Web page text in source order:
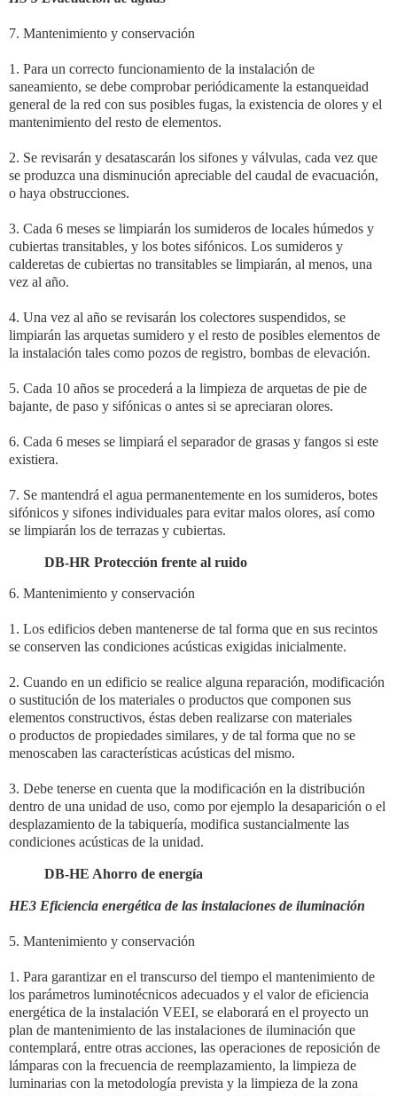
7. Mantenimiento y conservación
1. Para un correcto funcionamiento de la instalación de
saneamiento, se debe comprobar periódicamente la estanqueidad
general de la red con sus posibles fugas, la existencia de olores y el
mantenimiento del resto de elementos.
2. Se revisarán y desatascarán los sifones y válvulas, cada vez que
se produzca una disminución apreciable del caudal de evacuación,
o haya obstrucciones.
3. Cada 6 meses se limpiarán los sumideros de locales húmedos y
cubiertas transitables, y los botes sifónicos. Los sumideros y
calderetas de cubiertas no transitables se limpiarán, al menos, una
vez al año.
4. Una vez al año se revisarán los colectores suspendidos, se
limpiarán las arquetas sumidero y el resto de posibles elementos de
la instalación tales como pozos de registro, bombas de elevación.
5. Cada 10 años se procederá a la limpieza de arquetas de pie de
bajante, de paso y sifónicas o antes si se apreciaran olores.
6. Cada 6 meses se limpiará el separador de grasas y fangos si este
existiera.
7. Se mantendrá el agua permanentemente en los sumideros, botes
sifónicos y sifones individuales para evitar malos olores, así como
se limpiarán los de terrazas y cubiertas.
DB-HR Protección frente al ruido
6. Mantenimiento y conservación
1. Los edificios deben mantenerse de tal forma que en sus recintos
se conserven las condiciones acústicas exigidas inicialmente.
2. Cuando en un edificio se realice alguna reparación, modificación
o sustitución de los materiales o productos que componen sus
elementos constructivos, éstas deben realizarse con materiales
o productos de propiedades similares, y de tal forma que no se
menoscaben las características acústicas del mismo.
3. Debe tenerse en cuenta que la modificación en la distribución
dentro de una unidad de uso, como por ejemplo la desaparición o el
desplazamiento de la tabiquería, modifica sustancialmente las
condiciones acústicas de la unidad.
DB-HE Ahorro de energía
HE3 Eficiencia energética de las instalaciones de iluminación
5. Mantenimiento y conservación
1. Para garantizar en el transcurso del tiempo el mantenimiento de
los parámetros luminotécnicos adecuados y el valor de eficiencia
energética de la instalación VEEI, se elaborará en el proyecto un
plan de mantenimiento de las instalaciones de iluminación que
contemplará, entre otras acciones, las operaciones de reposición de
lámparas con la frecuencia de reemplazamiento, la limpieza de
luminarias con la metodología prevista y la limpieza de la zona